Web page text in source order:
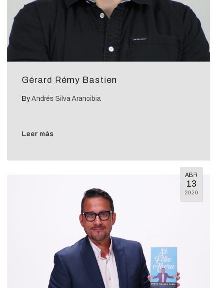
Gérard Rémy Bastien
By Andrés Silva Arancibia
Leer más
ABR
13
2020